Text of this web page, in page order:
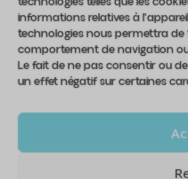
informations relatives à
technologies nous permettra de
comportement de navigation
Le fait de ne pas consentir ou
un effet négatif sur certaines
Contact
Abonnez-vous à